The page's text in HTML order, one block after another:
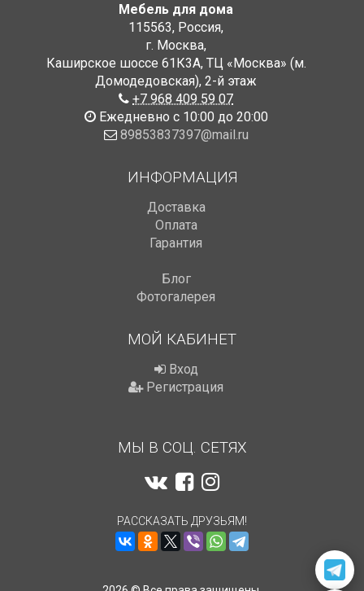
Мебель для дома
115563, Россия,
г. Москва,
Каширское шоссе 61К3А, ТЦ «Москва» (м.
Домодедовская), 2-й этаж
+7 968 409 59 07
Ежедневно с 10:00 до 20:00
89853837397@mail.ru
ИНФОРМАЦИЯ
Доставка
Оплата
Гарантия
Блог
Фотогалерея
МОЙ КАБИНЕТ
Вход
Регистрация
МЫ В СОЦ. СЕТЯХ
РАССКАЗАТЬ ДРУЗЬЯМ!